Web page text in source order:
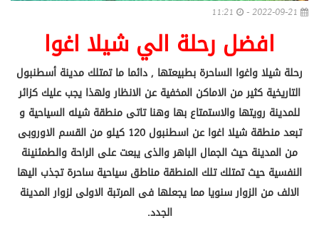
افضل رحلة الي شيلا اغوا
رحلة شيلا واغوا الساحرة بطبيعتها , دائما ما تمتلك مدينة أسطنبول
التاريخية كثير من الاماكن المخفية عن الانظار ولهذا يجب عليك كزائر
للمدينة رويتها والاستمتاع بها وهنا تاتى منطقة شيله السياحية و
تبعد منطقة شيلا اغوا عن اسطنبول 120 كيلو من القسم الاوروبى
من المدينة حيث الجمال الباهر والذى يبعت على الراحة والطمئنينة
النفسية حيث تمتلك تلك المنطقة مناطق سياحية ساحرة تجذب اليها
الالف من الزوار سنويا مما يجعلها فى المرتبة الاولى لزوار المدينة
الجدد.